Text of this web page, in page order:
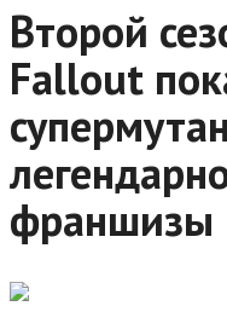
Второй
Fallout
франшизы